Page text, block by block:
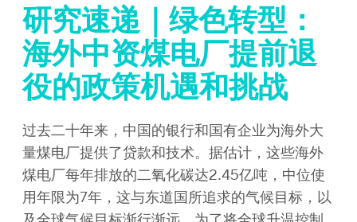
研究速递｜绿色转型：
海外中资煤电厂提前退
役的政策机遇和挑战
过去二十年来，中国的银行和国有企业为海外大
量煤电厂提供了贷款和技术。据估计，这些海外
煤电厂每年排放的二氧化碳达2.45亿吨，中位使
用年限为7年，这与东道国所追求的气候目标，以